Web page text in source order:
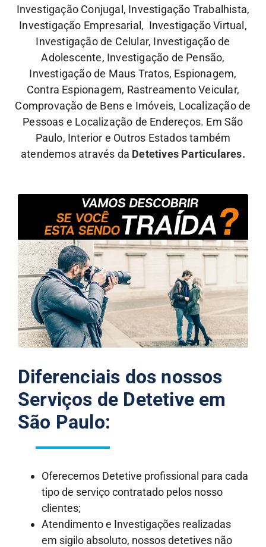
Investigação Conjugal, Investigação Trabalhista,
Investigação Empresarial, Investigação Virtual,
Investigação de Celular, Investigação de
Adolescente, Investigação de Pensão,
Investigação de Maus Tratos, Espionagem,
Contra Espionagem, Rastreamento Veicular,
Comprovação de Bens e Imóveis, Localização de
Pessoas e Localização de Endereços. Em São
Paulo, Interior e Outros Estados também
atendemos através da Detetives Particulares.
Diferenciais dos nossos
Serviços de Detetive em
São Paulo:
Oferecemos Detetive profissional para cada
tipo de serviço contratado pelos nosso
clientes;
Atendimento e Investigações realizadas
em sigilo absoluto, nossos detetives não